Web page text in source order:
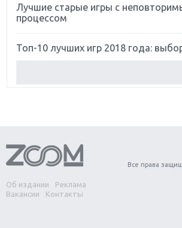
Лучшие старые игры с
процессом
Топ-10 лучших игр 2018 года:
Обзор игры Forza Horizon 4:
Две важных новинки для консолей:
Divinity Original Sin 2
Об издании
Реклама
Вакансии
Контакты
Все права